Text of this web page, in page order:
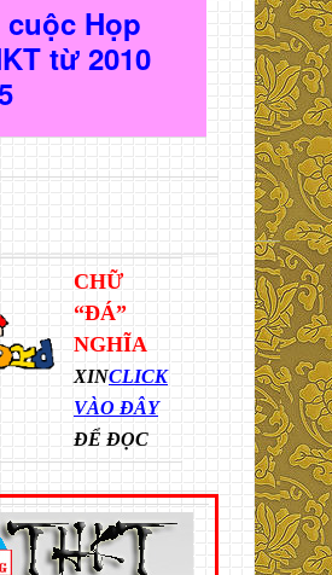
Họp
từ 2010
CHỮ
“ĐÁ”
NGHĨA
XINCLICK
VÀO ĐÂY
ĐỂ ĐỌC